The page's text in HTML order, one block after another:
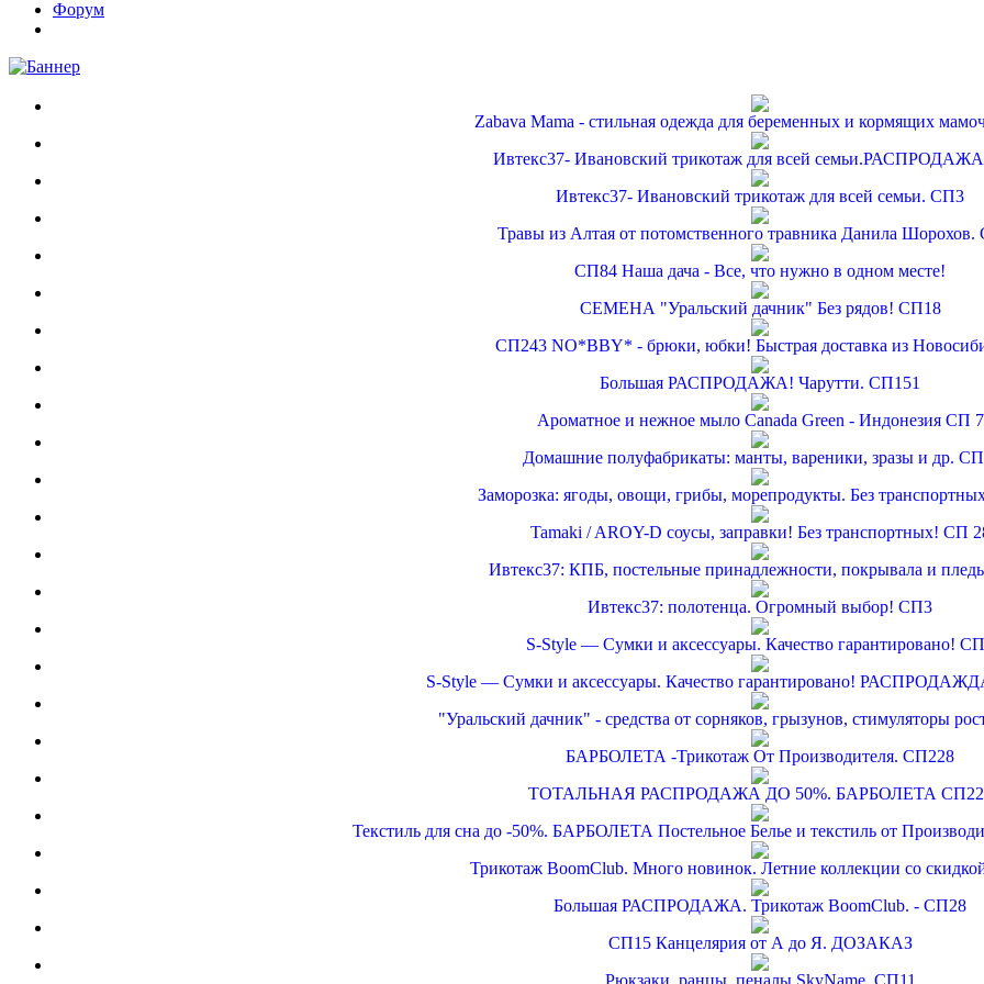
Форум
Zabava Mama - стильная одежда для беременных и кормящих
Ивтекс37- Ивановский трикотаж для всей
Ивтекс37- Ивановский трикотаж для всей семьи. СП3
Травы из Алтая от потомственного травника Данила
СП84 Наша дача - Все, что нужно в одном месте!
СЕМЕНА "Уральский дачник" Без рядов! СП18
СП243 NO*BBY* - брюки, юбки! Быстрая доставка из
Большая РАСПРОДАЖА! Чарутти. СП151
Ароматное и нежное мыло Canada Green - Индонезия СП 7
Домашние полуфабрикаты: манты, вареники, зразы и др.
Заморозка: ягоды, овощи, грибы, морепродукты. Без
Tamaki / AROY-D соусы, заправки! Без транспортных! СП
Ивтекс37: КПБ, постельные принадлежности, покрывала и
Ивтекс37: полотенца. Огромный выбор! СП3
S-Style — Сумки и аксессуары. Качество гарантировано!
S-Style — Сумки и аксессуары. Качество гарантировано!
"Уральский дачник" - средства от сорняков, грызунов, стимуляторы
БАРБОЛЕТА -Трикотаж От Производителя. СП228
ТОТАЛЬНАЯ РАСПРОДАЖА ДО 50%. БАРБОЛЕТА
Текстиль для сна до -50%. БАРБОЛЕТА Постельное Белье и текстиль от
Трикотаж BoomClub. Много новинок. Летние коллекции со
Большая РАСПРОДАЖА. Трикотаж BoomClub. - СП28
СП15 Канцелярия от А до Я. ДОЗАКАЗ
Рюкзаки, ранцы, пеналы SkyName. СП11